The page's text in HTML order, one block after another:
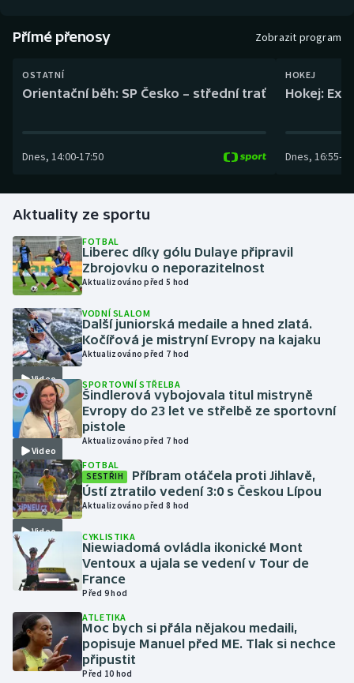
Curling
Dostihy
Futsal
Golf
Gymnastika
Házená
Jezdectví
Judo
Krasobruslení
Lezení
Lyže a snowboard
Moderní pětiboj
Motorsport
Olympijské hry
Parasport
Plavání
Přímé přenosy Zobrazit program
OSTATNÍ
Orientační běh: SP Česko – střední trať
Dnes, 14:00-17:50
HOKEJ
Hokej:
Dnes, 16:55-
Aktuality ze sportu
FOTBAL
Liberec díky gólu Dulaye připravil
Zbrojovku o neporazitelnost
Aktualizováno před 5 hod
Video
VODNÍ SLALOM
Další juniorská medaile a hned zlatá.
Kočířová je mistryní Evropy na kajaku
Aktualizováno před 7 hod
Video
SPORTOVNÍ STŘELBA
Šindlerová vybojovala titul mistryně
Evropy do 23 let ve střelbě ze sportovní
pistole
Aktualizováno před 7 hod
Video
FOTBAL
SESTŘIH
Příbram otáčela proti Jihlavě,
Ústí ztratilo vedení 3:0 s Českou Lípou
Aktualizováno před 8 hod
CYKLISTIKA
Niewiadomá ovládla ikonické Mont
Ventoux a ujala se vedení v Tour de
France
Před 9 hod
ATLETIKA
Moc bych si přála nějakou medaili,
popisuje Manuel před ME. Tlak si nechce
připustit
Před 10 hod